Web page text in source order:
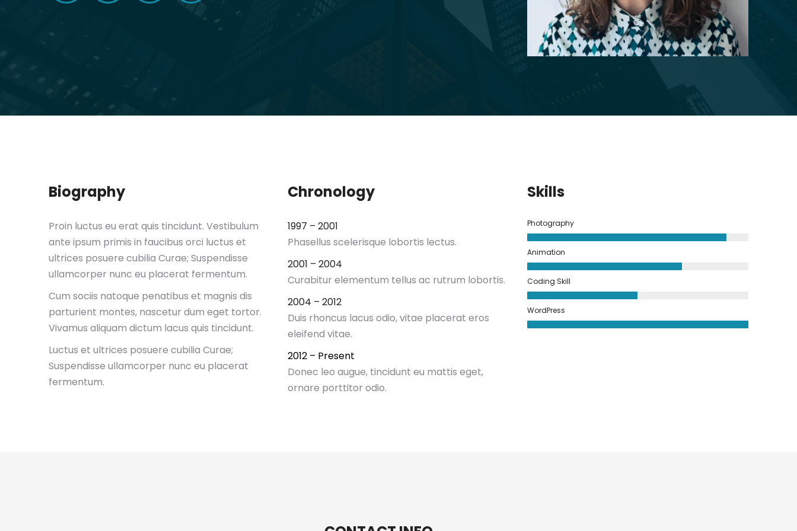
Biography
Proin luctus eu erat quis tincidunt. Vestibulum
ante ipsum primis in faucibus orci luctus et
ultrices posuere cubilia Curae; Suspendisse
ullamcorper nunc eu placerat fermentum.
Cum sociis natoque penatibus et magnis dis
parturient montes, nascetur dum eget tortor.
Vivamus aliquam dictum lacus quis tincidunt.
Luctus et ultrices posuere cubilia Curae;
Suspendisse ullamcorper nunc eu placerat
fermentum.
Chronology
1997 – 2001
Phasellus scelerisque lobortis lectus.
2001 – 2004
Curabitur elementum tellus ac rutrum lobortis.
2004 – 2012
Duis rhoncus lacus odio, vitae placerat eros
eleifend vitae.
2012 – Present
Donec leo augue, tincidunt eu mattis eget,
ornare porttitor odio.
Skills
Photography
Animation
Coding Skill
WordPress